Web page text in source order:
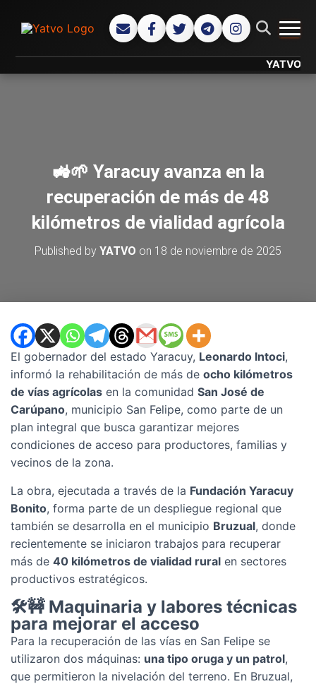
YATVO...
🚜🌱 Yaracuy avanza en la
recuperación de más de 48
kilómetros de vialidad agrícola
Published by YATVO on 18 de noviembre de 2025
El gobernador del estado Yaracuy, Leonardo Intoci,
informó la rehabilitación de más de ocho kilómetros
de vías agrícolas en la comunidad San José de
Carúpano, municipio San Felipe, como parte de un
plan integral que busca garantizar mejores
condiciones de acceso para productores, familias y
vecinos de la zona.
La obra, ejecutada a través de la Fundación Yaracuy
Bonito, forma parte de un despliegue regional que
también se desarrolla en el municipio Bruzual, donde
recientemente se iniciaron trabajos para recuperar
más de 40 kilómetros de vialidad rural en sectores
productivos estratégicos.
🛠️🚧 Maquinaria y labores técnicas
para mejorar el acceso
Para la recuperación de las vías en San Felipe se
utilizaron dos máquinas: una tipo oruga y un patrol,
que permitieron la nivelación del terreno. En Bruzual,